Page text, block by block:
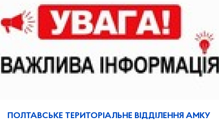
ПОЛТАВСЬКЕ ТЕРИТОРІАЛЬНЕ ВІДДІЛЕННЯ АМКУ